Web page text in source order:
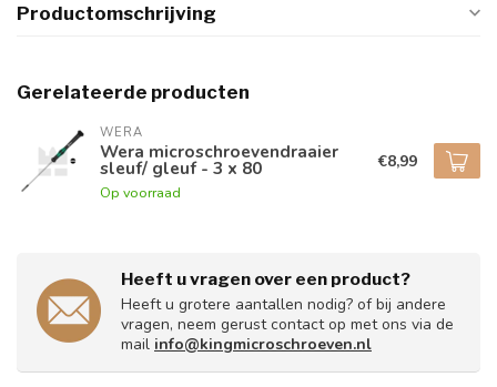
Productomschrijving
Gerelateerde producten
WERA
Wera microschroevendraaier
sleuf/ gleuf - 3 x 80
Op voorraad
€8,99
Heeft u vragen over een product?
Heeft u grotere aantallen nodig? of bij andere
vragen, neem gerust contact op met ons via de
mail info@kingmicroschroeven.nl